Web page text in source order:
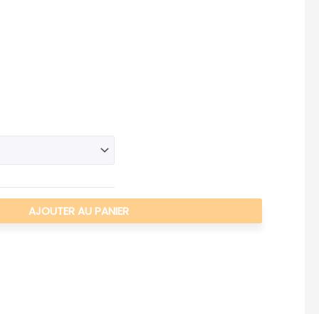
AJOUTER AU PANIER